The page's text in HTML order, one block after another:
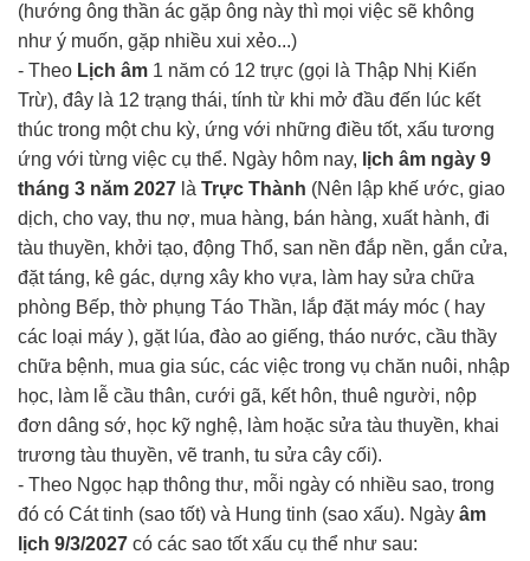
(hướng ông thần ác gặp ông này thì mọi việc sẽ không
như ý muốn, gặp nhiều xui xẻo...)
- Theo Lịch âm 1 năm có 12 trực (gọi là Thập Nhị Kiến
Trừ), đây là 12 trạng thái, tính từ khi mở đầu đến lúc kết
thúc trong một chu kỳ, ứng với những điều tốt, xấu tương
ứng với từng việc cụ thể. Ngày hôm nay, lịch âm ngày 9
tháng 3 năm 2027 là Trực Thành (Nên lập khế ước, giao
dịch, cho vay, thu nợ, mua hàng, bán hàng, xuất hành, đi
tàu thuyền, khởi tạo, động Thổ, san nền đắp nền, gắn cửa,
đặt táng, kê gác, dựng xây kho vựa, làm hay sửa chữa
phòng Bếp, thờ phụng Táo Thần, lắp đặt máy móc ( hay
các loại máy ), gặt lúa, đào ao giếng, tháo nước, cầu thầy
chữa bệnh, mua gia súc, các việc trong vụ chăn nuôi, nhập
học, làm lễ cầu thân, cưới gã, kết hôn, thuê người, nộp
đơn dâng sớ, học kỹ nghệ, làm hoặc sửa tàu thuyền, khai
trương tàu thuyền, vẽ tranh, tu sửa cây cối).
- Theo Ngọc hạp thông thư, mỗi ngày có nhiều sao, trong
đó có Cát tinh (sao tốt) và Hung tinh (sao xấu). Ngày âm
lịch 9/3/2027 có các sao tốt xấu cụ thể như sau: